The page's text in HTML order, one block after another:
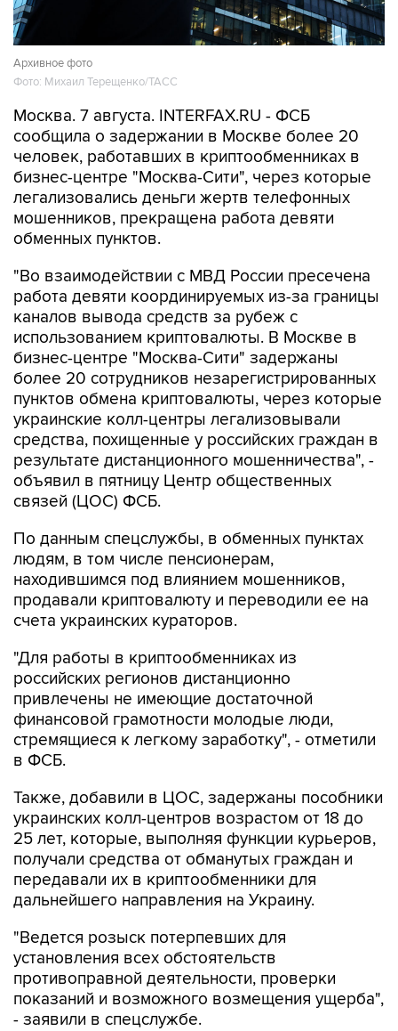
Архивное фото
Фото: Михаил Терещенко/ТАСС
Москва. 7 августа. INTERFAX.RU - ФСБ
сообщила о задержании в Москве более 20
человек, работавших в криптообменниках в
бизнес-центре "Москва-Сити", через которые
легализовались деньги жертв телефонных
мошенников, прекращена работа девяти
обменных пунктов.
"Во взаимодействии с МВД России пресечена
работа девяти координируемых из-за границы
каналов вывода средств за рубеж с
использованием криптовалюты. В Москве в
бизнес-центре "Москва-Сити" задержаны
более 20 сотрудников незарегистрированных
пунктов обмена криптовалюты, через которые
украинские колл-центры легализовывали
средства, похищенные у российских граждан в
результате дистанционного мошенничества", -
объявил в пятницу Центр общественных
связей (ЦОС) ФСБ.
По данным спецслужбы, в обменных пунктах
людям, в том числе пенсионерам,
находившимся под влиянием мошенников,
продавали криптовалюту и переводили ее на
счета украинских кураторов.
"Для работы в криптообменниках из
российских регионов дистанционно
привлечены не имеющие достаточной
финансовой грамотности молодые люди,
стремящиеся к легкому заработку", - отметили
в ФСБ.
Также, добавили в ЦОС, задержаны пособники
украинских колл-центров возрастом от 18 до
25 лет, которые, выполняя функции курьеров,
получали средства от обманутых граждан и
передавали их в криптообменники для
дальнейшего направления на Украину.
"Ведется розыск потерпевших для
установления всех обстоятельств
противоправной деятельности, проверки
показаний и возможного возмещения ущерба",
- заявили в спецслужбе.